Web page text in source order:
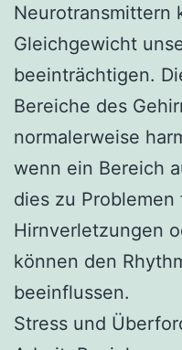
Neurotransmittern
Gleichgewicht
beeinträchtigen.
Bereiche des
normalerweise
wenn ein Bereich
dies zu
Hirnverletzungen
können den
beeinflussen.
Stress und